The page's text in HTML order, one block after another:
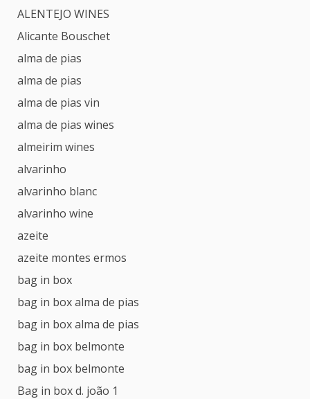
ALENTEJO WINES
Alicante Bouschet
alma de pias
alma de pias
alma de pias vin
alma de pias wines
almeirim wines
alvarinho
alvarinho blanc
alvarinho wine
azeite
azeite montes ermos
bag in box
bag in box alma de pias
bag in box alma de pias
bag in box belmonte
bag in box belmonte
Bag in box d. joão 1